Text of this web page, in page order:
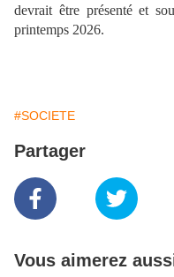
devrait être présenté et
printemps 2026.
#SOCIETE
Partager
Vous aimerez